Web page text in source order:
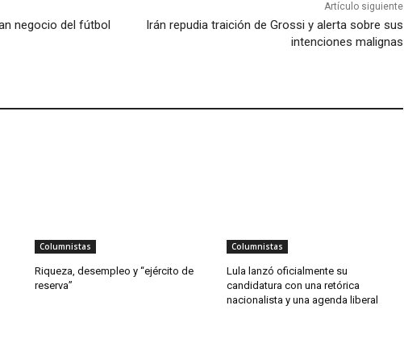
negocio del fútbol
Artículo siguiente
Irán repudia traición de Grossi y alerta sobre sus
intenciones malignas
Columnistas
Riqueza, desempleo y “ejército de
reserva”
Columnistas
Lula lanzó oficialmente su
candidatura con una retórica
nacionalista y una agenda liberal